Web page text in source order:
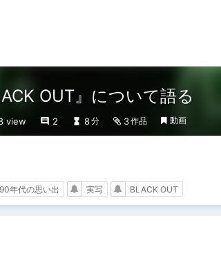
OUT』について語る
view 2 8分 3作品 動画
90年代の思い出 実写 BLACK OUT